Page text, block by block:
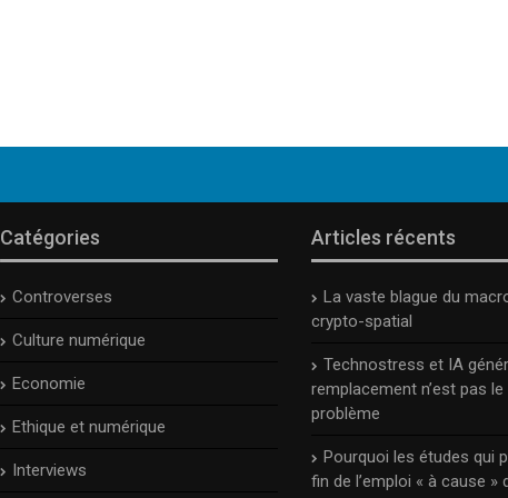
Catégories
Controverses
Culture numérique
Economie
Ethique et numérique
Interviews
Articles récents
La vaste blague du
crypto-spatial
Technostress et IA
remplacement n’est pas
problème
Pourquoi les études qui
fin de l’emploi « à cause »